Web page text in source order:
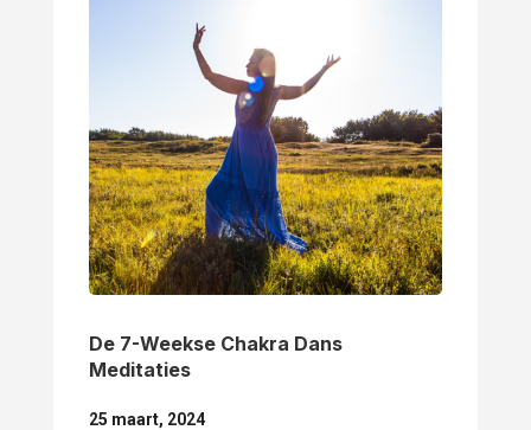
De 7-Weekse Chakra Dans
Meditaties
25 maart, 2024